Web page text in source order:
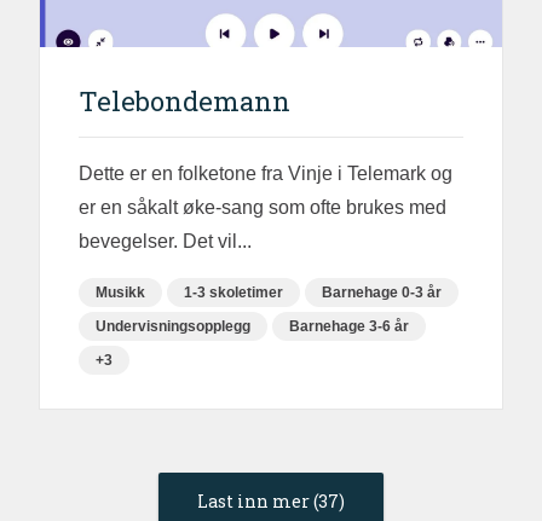
Telebondemann
Dette er en folketone fra Vinje i Telemark og
er en såkalt øke-sang som ofte brukes med
bevegelser. Det vil...
Musikk 1-3 skoletimer
Barnehage 0-3 år
Undervisningsopplegg
Barnehage 3-6 år
+3
Last inn mer (37)